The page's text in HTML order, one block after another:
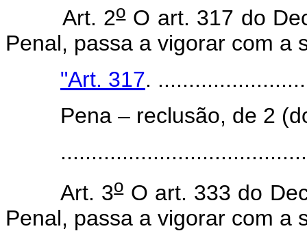
Art. 2oO art. 317 do
Penal, passa a vigorar com a
"Art. 317.
Pena – reclusão, de 2
Art. 3oO art. 333 do
Penal, passa a vigorar com a